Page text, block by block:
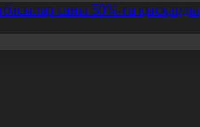
саны 50%-ға қысқарды